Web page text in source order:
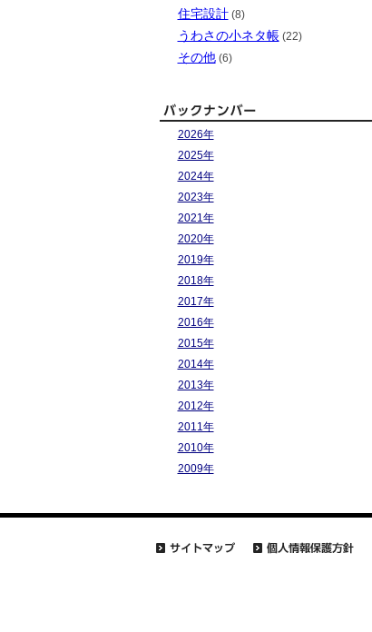
住宅設計(8)
うわさの小ネタ帳(22)
その他(6)
2026年
2025年
2024年
2023年
2021年
2020年
2019年
2018年
2017年
2016年
2015年
2014年
2013年
2012年
2011年
2010年
2009年